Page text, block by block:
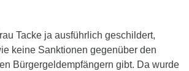
Tacke ja ausführlich geschildert,
keine Sanktionen gegenüber den
Bürgergeldempfängern gibt. Da wurde